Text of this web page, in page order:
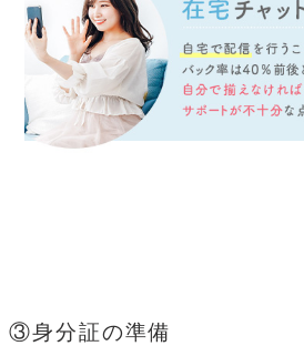
③身分証の準備